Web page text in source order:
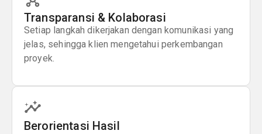
Transparansi & Kolaborasi
Setiap langkah dikerjakan dengan komunikasi yang
jelas, sehingga klien mengetahui perkembangan
proyek.
Berorientasi Hasil